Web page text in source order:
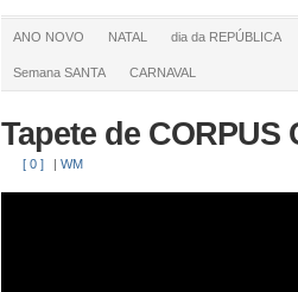
ANO NOVO NATAL dia da REPÚBLICA
Semana SANTA CARNAVAL
Tapete de
[ 0 ] | WM